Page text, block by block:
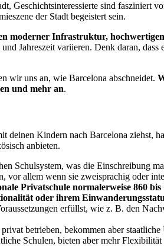
Geschichtsinteressierte sind fasziniert
der Stadt begeistert sein.
moderner Infrastruktur,
Jahreszeit variieren. Denk daran,
wir uns an, wie Barcelona abschneidet.
und mehr an.
Kindern nach Barcelona ziehst,
anbieten.
Schulsystem, was die Einschreibung
allem wenn sie zweisprachig oder
Privatschule normalerweise 860
oder ihrem
erfüllst, wie z. B. den
betrieben, bekommen aber
Schulen, bieten aber mehr